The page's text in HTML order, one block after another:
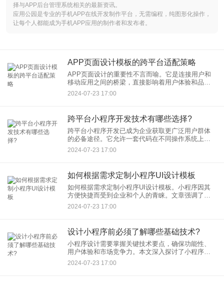
择与APP后台管理系统相关的最新资讯。
应用公园是专业的手机APP在线开发制作平台，无需编程，纯图形化操作，
让每个人都能成为手机APP应用的制作者和发布者。
APP页面设计模板的跨平台适配策略
APP页面设计的重要性不言而喻。它是连接用户和
移动应用之间的桥梁，直接影响着用户体验和品牌
形象。然而，随着多种移动设备的普及，APP页面
设计模板面临着一个核心挑战：如何实现跨平台适
2024-07-23 17:00
跨平台小程序开发技术有哪些选择?
跨平台小程序开发已成为企业获取更广泛用户群体
的必备途径。它允许一套代码在不同操作系统上运
行，提升了开发效率，降低了技术投入和维护成
本。本文探讨了几种流行的跨平台小程序开发技
2024-07-23 17:00
如何根据需求定制小程序UI设计模板
如何根据需求定制小程序UI设计模板。小程序因其
方便快捷而受到企业和个人的青睐。文章强调了小
程序UI设计在小程序成功中的关键作用，它既需要
满足功能性要求，又需要提供愉悦的交互体验。通
2024-07-23 17:00
设计小程序前必须了解哪些基础技术?
小程序设计需要掌握关键技术要点，确保功能性、
用户体验和市场竞争力。本文深入探讨了小程序设
计中的基础技术，包括便捷性、实用性和市场定
位。同时，通过专业的app开发服务，可以解决相关
2024-07-23 17:00